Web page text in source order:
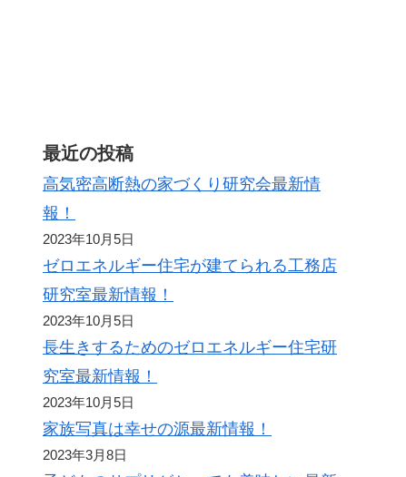
最近の投稿
高気密高断熱の家づくり研究会最新情
報！
2023年10月5日
ゼロエネルギー住宅が建てられる工務店
研究室最新情報！
2023年10月5日
長生きするためのゼロエネルギー住宅研
究室最新情報！
2023年10月5日
家族写真は幸せの源最新情報！
2023年3月8日